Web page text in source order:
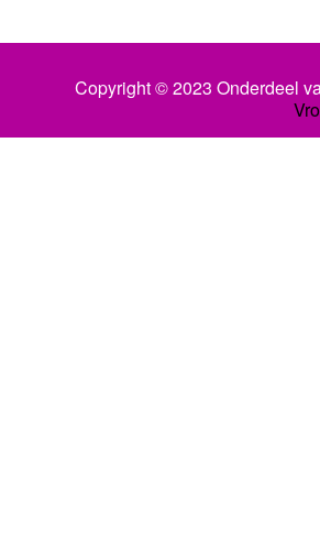
Copyright © 2023 Onderdeel